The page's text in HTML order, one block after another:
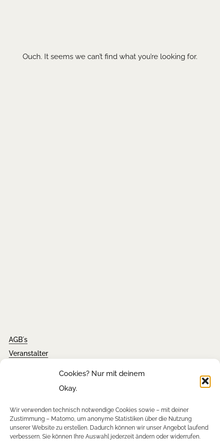
Cookies? Nur mit deinem
Okay.
Wir verwenden technisch notwendige Cookies sowie – mit deiner
Zustimmung – Matomo, um anonyme Statistiken über die Nutzung
unserer Website zu erstellen. Dadurch können wir unser Angebot laufend
verbessern. Sie können Ihre Auswahl jederzeit ändern oder widerrufen.
Ouch. It seems we can’t find what you’re looking for.
AGB´s
Veranstalter
Tickets
FAQ´s